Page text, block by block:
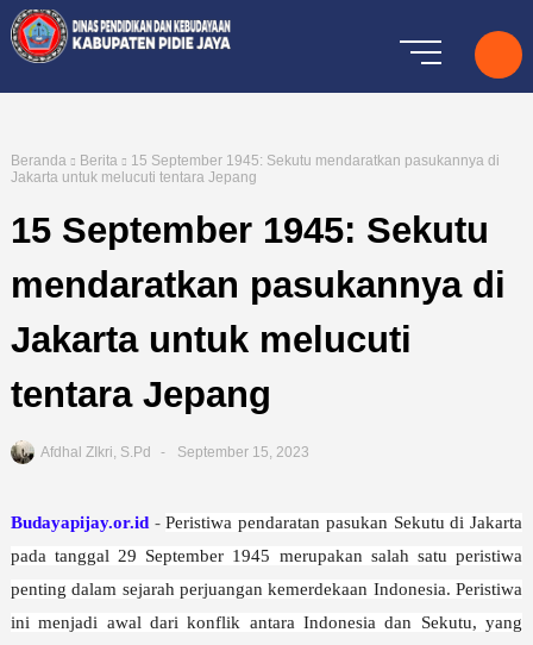
Beranda Berita
15 September 1945: Sekutu mendaratkan pasukannya di
Jakarta untuk melucuti tentara Jepang
15 September 1945: Sekutu
mendaratkan pasukannya di
Jakarta untuk melucuti
tentara Jepang
Afdhal ZIkri, S.Pd September 15, 2023
Budayapijay.or.id-Peristiwa pendaratan pasukan Sekutu di Jakarta
pada tanggal 29 September 1945 merupakan salah satu peristiwa
penting dalam sejarah perjuangan kemerdekaan Indonesia. Peristiwa
ini menjadi awal dari konflik antara Indonesia dan Sekutu, yang